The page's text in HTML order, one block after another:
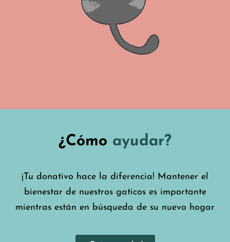
¿Cómo ayudar?
¡Tu donativo hace la diferencia! Mantener el
bienestar de nuestros gaticos es importante
mientras están en búsqueda de su nuevo hogar